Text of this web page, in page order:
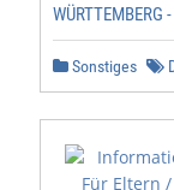
WÜRTTEMBERG
Sonstiges